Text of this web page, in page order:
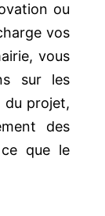
ou
vos
vous
sur les
du projet,
des
que le